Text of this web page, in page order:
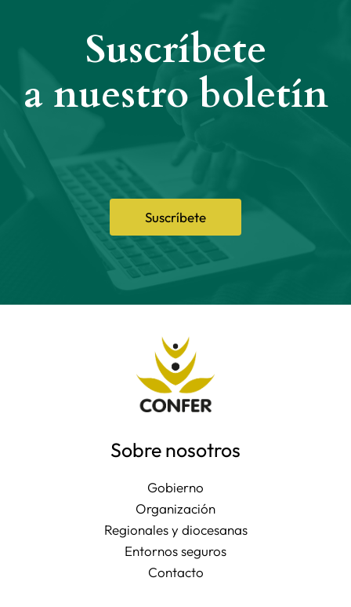
Suscríbete
Suscríbete
a nuestro boletín
Sobre nosotros
Gobierno
Organización
Regionales y diocesanas
Entornos seguros
Contacto